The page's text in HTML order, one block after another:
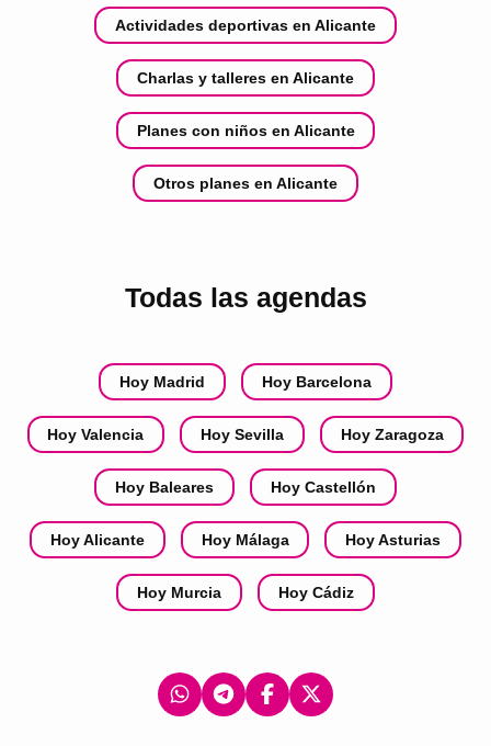
Actividades deportivas en Alicante
Charlas y talleres en Alicante
Planes con niños en Alicante
Otros planes en Alicante
Todas las agendas
Hoy Madrid Hoy Barcelona
Hoy Valencia Hoy Sevilla Hoy Zaragoza
Hoy Baleares Hoy Castellón
Hoy Alicante Hoy Málaga Hoy Asturias
Hoy Murcia Hoy Cádiz